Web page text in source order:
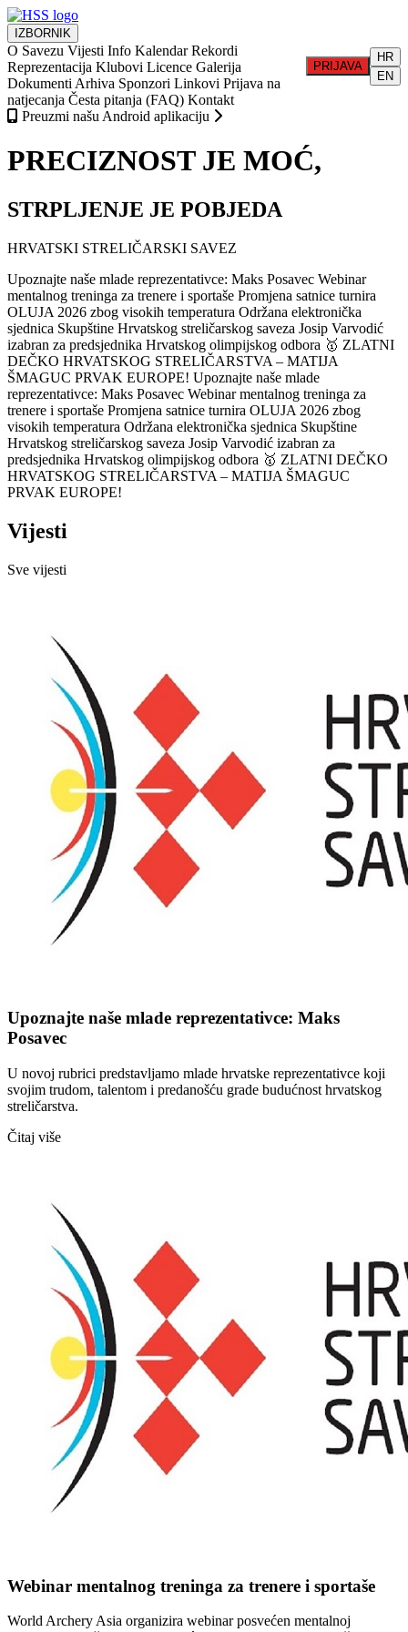
IZBORNIK
O Savezu Vijesti Info Kalendar Rekordi
Reprezentacija Klubovi Licence Galerija
Dokumenti Arhiva Sponzori Linkovi Prijava na
natjecanja Česta pitanja (FAQ) Kontakt
PRIJAVA
HR
EN
Preuzmi našu Android aplikaciju
PRECIZNOST JE MOĆ,
STRPLJENJE JE POBJEDA
HRVATSKI STRELIČARSKI SAVEZ
Upoznajte naše mlade reprezentativce: Maks Posavec Webinar
mentalnog treninga za trenere i sportaše Promjena satnice turnira
OLUJA 2026 zbog visokih temperatura Održana elektronička
sjednica Skupštine Hrvatskog streličarskog saveza Josip Varvodić
izabran za predsjednika Hrvatskog olimpijskog odbora 🥇 ZLATNI
DEČKO HRVATSKOG STRELIČARSTVA – MATIJA
ŠMAGUC PRVAK EUROPE! Upoznajte naše mlade
reprezentativce: Maks Posavec Webinar mentalnog treninga za
trenere i sportaše Promjena satnice turnira OLUJA 2026 zbog
visokih temperatura Održana elektronička sjednica Skupštine
Hrvatskog streličarskog saveza Josip Varvodić izabran za
predsjednika Hrvatskog olimpijskog odbora 🥇 ZLATNI DEČKO
HRVATSKOG STRELIČARSTVA – MATIJA ŠMAGUC
PRVAK EUROPE!
Vijesti
Sve vijesti
Upoznajte naše mlade reprezentativce: Maks
Posavec
U novoj rubrici predstavljamo mlade hrvatske reprezentativce koji
svojim trudom, talentom i predanošću grade budućnost hrvatskog
streličarstva.
Čitaj više
Webinar mentalnog treninga za trenere i sportaše
World Archery Asia organizira webinar posvećen mentalnoj